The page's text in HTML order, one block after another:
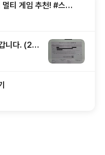
티 게임 추천! #스팀
니다. (20